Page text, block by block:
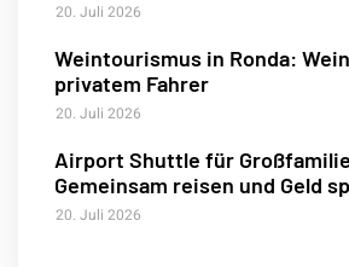
20. Juli 2026
Weintourismus in Ronda:
privatem Fahrer
20. Juli 2026
Airport Shuttle für
Gemeinsam reisen und Geld
20. Juli 2026